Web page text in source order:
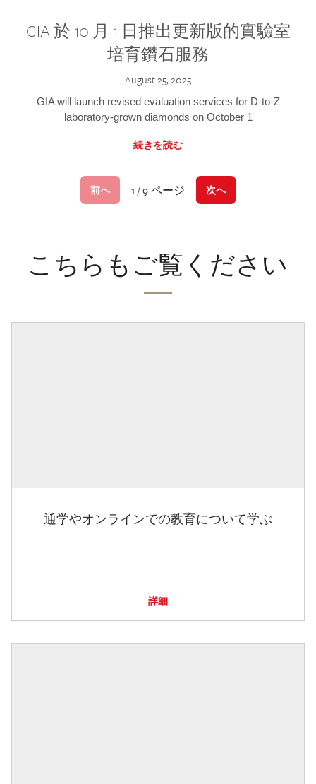
GIA 於 10 月 1 日推出更新版的實驗室
培育鑽石服務
August 25, 2025
GIA will launch revised evaluation services for D-to-Z
laboratory-grown diamonds on October 1
続きを読む
前へ 1 / 9 ページ 次へ
こちらもご覧ください
通学やオンラインでの教育について学ぶ
詳細